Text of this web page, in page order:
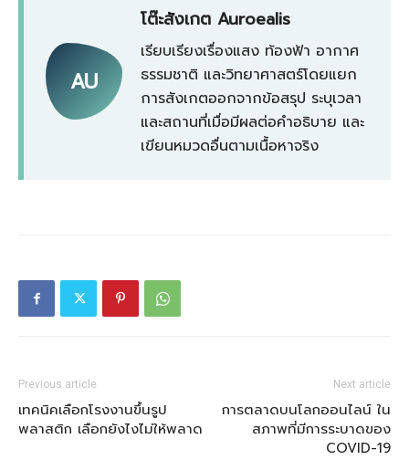
AU
โต๊ะสังเกต Auroealis
เรียบเรียงเรื่องแสง ท้องฟ้า อากาศ
ธรรมชาติ และวิทยาศาสตร์โดยแยก
การสังเกตออกจากข้อสรุป ระบุเวลา
และสถานที่เมื่อมีผลต่อคำอธิบาย และ
เขียนหมวดอื่นตามเนื้อหาจริง
Previous article
เทคนิคเลือกโรงงานขึ้นรูป
พลาสติก เลือกยังไงไม่ให้พลาด
Next article
การตลาดบนโลกออนไลน์ ใน
สภาพที่มีการระบาดของ
COVID-19